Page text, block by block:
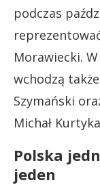
podczas
Morawiecki.
wchodzą
Szymański
Michał
Polska
jeden